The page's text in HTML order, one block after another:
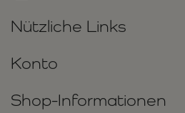
Nützliche Links
Konto
Shop-Informationen